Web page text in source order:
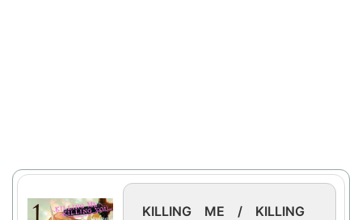
KILLING ME / KILLING